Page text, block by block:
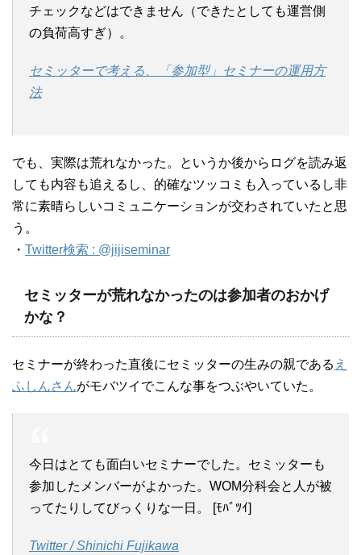
チェックなどはできません（できたとしても運営側
の負荷高すぎ）。
セミッターで考える、「参加型」セミナーの運用方
法
でも、実際は荒れなかった。というか後からログを読み返
しても内容も追えるし、的確なツッコミも入っているし非
常に素晴らしいコミュニケーションが交わされていたと思
う。
・ Twitter検索 : @jijiseminar
セミッターが荒れなかったのは参加者のおかげ
かな？
セミナーが終わった直後にセミッターの生みの親である え
ふしんさんがモバツイでこんな事をつぶやいていた。
今日はとても面白いセミナーでした。セミッターも
参加したメンバーがよかった。WOM分科会と人が被
ってたりしてびっくりな一日。 [ﾓﾊﾞﾂｲ]
Twitter / Shinichi Fujikawa